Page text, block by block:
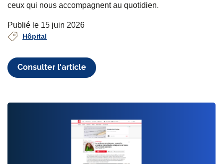
ceux qui nous accompagnent au quotidien.
Publié le 15 juin 2026
Hôpital
Consulter l'article